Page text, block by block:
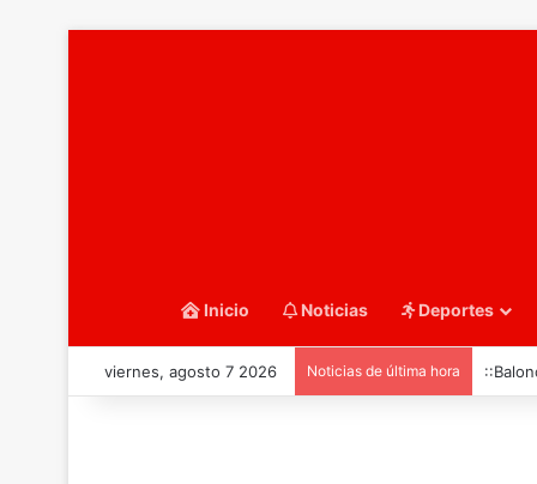
Inicio Noticias Deportes
viernes, agosto 7 2026 Noticias de última hora